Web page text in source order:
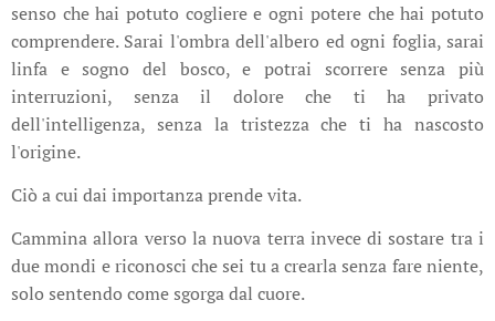
senso che hai potuto cogliere e ogni potere che hai potuto
comprendere. Sarai l'ombra dell'albero ed ogni foglia, sarai
linfa e sogno del bosco, e potrai scorrere senza più
interruzioni, senza il dolore che ti ha privato
dell'intelligenza, senza la tristezza che ti ha nascosto
l'origine.
Ciò a cui dai importanza prende vita.
Cammina allora verso la nuova terra invece di sostare tra i
due mondi e riconosci che sei tu a crearla senza fare niente,
solo sentendo come sgorga dal cuore.